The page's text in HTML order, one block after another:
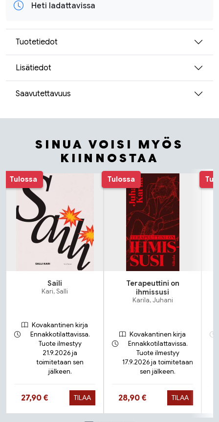
Heti ladattavissa
Tuotetiedot
Lisätiedot
Saavutettavuus
SINUA VOISI MYÖS
KIINNOSTAA
Tuoteluettelon alku
Tulossa
Saili
Kari, Salli
Kovakantinen kirja
Ennakkotilattavissa.
Tuote ilmestyy
21.9.2026 ja
toimitetaan sen
jälkeen.
Hinta nyt
27,90 € TILAA
Tulossa
Terapeuttini on
ihmissusi
Karila, Juhani
Kovakantinen kirja
Ennakkotilattavissa.
Tuote ilmestyy
17.9.2026 ja toimitetaan
sen jälkeen.
Hinta nyt
28,90 € TILAA